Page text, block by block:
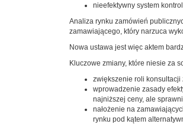
nieefektywny system
Analiza rynku zamówień
zamawiającego, który narzuca
Nowa ustawa jest więc aktem
Kluczowe zmiany, które niesie za
zwiększenie roli konsultacji
wprowadzenie zasady
najniższej ceny, ale
nałożenie na
rynku pod kątem